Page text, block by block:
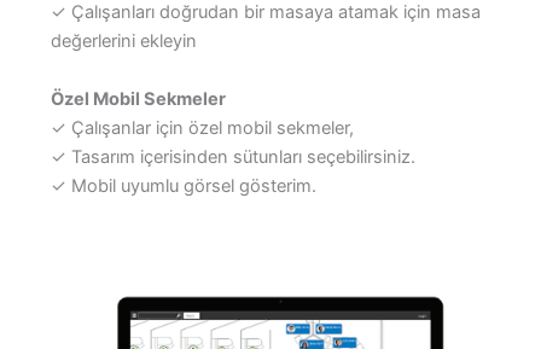
✓ Çalışanları doğrudan bir masaya atamak için masa
değerlerini ekleyin
Özel Mobil Sekmeler
✓ Çalışanlar için özel mobil sekmeler,
✓ Tasarım içerisinden sütunları seçebilirsiniz.
✓ Mobil uyumlu görsel gösterim.